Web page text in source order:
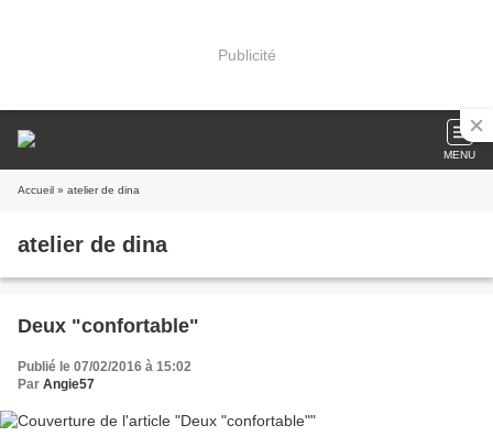
Publicité
MENU
Accueil » atelier de dina
atelier de dina
Deux "confortable"
Publié le 07/02/2016 à 15:02
Par Angie57